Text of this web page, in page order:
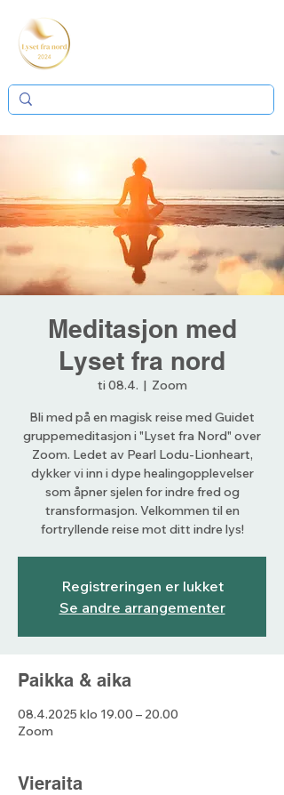
Meditasjon med
Lyset fra nord
ti 08.4.
  |
Zoom
Bli med på en magisk reise med Guidet
gruppemeditasjon i "Lyset fra Nord" over
Zoom. Ledet av Pearl Lodu-Lionheart,
dykker vi inn i dype healingopplevelser
som åpner sjelen for indre fred og
transformasjon. Velkommen til en
fortryllende reise mot ditt indre lys!
Registreringen er lukket
Se andre arrangementer
Paikka & aika
08.4.2025 klo 19.00 – 20.00
Zoom
Vieraita